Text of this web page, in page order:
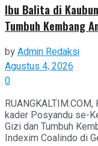
Ibu Balita di
Tumbuh Kembang
byAdmin Redaksi
Agustus 4, 2026
0
kader Posyandu se-
Gizi dan Tumbuh
Indexim Coalindo di